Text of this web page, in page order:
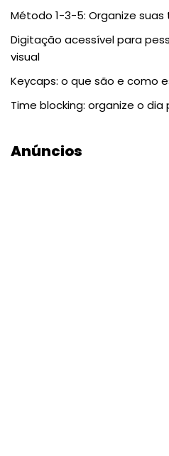
Método 1-3-5: Organize
Digitação acessível para
visual
Keycaps: o que são e como
Time blocking: organize o
Anúncios